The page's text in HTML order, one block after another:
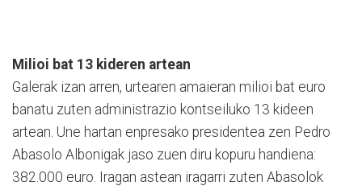
Milioi bat 13 kideren artean
Galerak izan arren, urtearen amaieran milioi bat euro
banatu zuten administrazio kontseiluko 13 kideen
artean. Une hartan enpresako presidentea zen Pedro
Abasolo Albonigak jaso zuen diru kopuru handiena:
382.000 euro. Iragan astean iragarri zuten Abasolok